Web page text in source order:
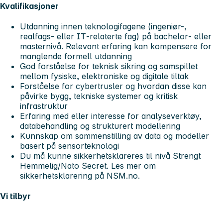
Kvalifikasjoner
Utdanning innen teknologifagene (ingeniør-,
realfags- eller IT‑relaterte fag) på bachelor‑ eller
masternivå. Relevant erfaring kan kompensere for
manglende formell utdanning
God forståelse for teknisk sikring og samspillet
mellom fysiske, elektroniske og digitale tiltak
Forståelse for cybertrusler og hvordan disse kan
påvirke bygg, tekniske systemer og kritisk
infrastruktur
Erfaring med eller interesse for analyseverktøy,
databehandling og strukturert modellering
Kunnskap om sammenstilling av data og modeller
basert på sensorteknologi
Du må kunne sikkerhetsklareres til nivå Strengt
Hemmelig/Nato Secret. Les mer om
sikkerhetsklarering på NSM.no.
Vi tilbyr